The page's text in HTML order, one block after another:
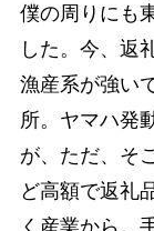
僕の周りにも
した。今、返
漁産系が強い
所。ヤマハ発
が、ただ、そ
ど高額で返礼